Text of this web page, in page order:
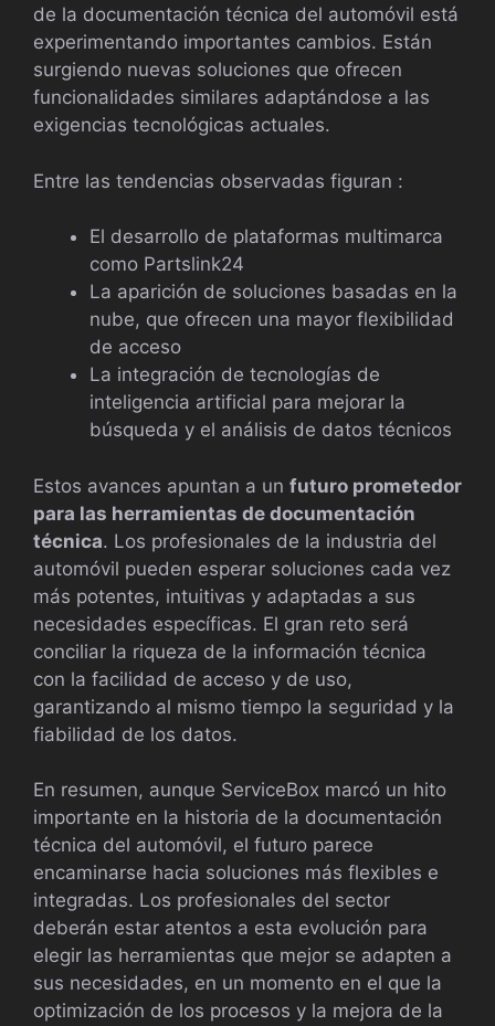
de la documentación técnica del automóvil está
experimentando importantes cambios. Están
surgiendo nuevas soluciones que ofrecen
funcionalidades similares adaptándose a las
exigencias tecnológicas actuales.
Entre las tendencias observadas figuran :
El desarrollo de plataformas multimarca
como Partslink24
La aparición de soluciones basadas en la
nube, que ofrecen una mayor flexibilidad
de acceso
La integración de tecnologías de
inteligencia artificial para mejorar la
búsqueda y el análisis de datos técnicos
Estos avances apuntan a un futuro prometedor
para las herramientas de documentación
técnica. Los profesionales de la industria del
automóvil pueden esperar soluciones cada vez
más potentes, intuitivas y adaptadas a sus
necesidades específicas. El gran reto será
conciliar la riqueza de la información técnica
con la facilidad de acceso y de uso,
garantizando al mismo tiempo la seguridad y la
fiabilidad de los datos.
En resumen, aunque ServiceBox marcó un hito
importante en la historia de la documentación
técnica del automóvil, el futuro parece
encaminarse hacia soluciones más flexibles e
integradas. Los profesionales del sector
deberán estar atentos a esta evolución para
elegir las herramientas que mejor se adapten a
sus necesidades, en un momento en el que la
optimización de los procesos y la mejora de la